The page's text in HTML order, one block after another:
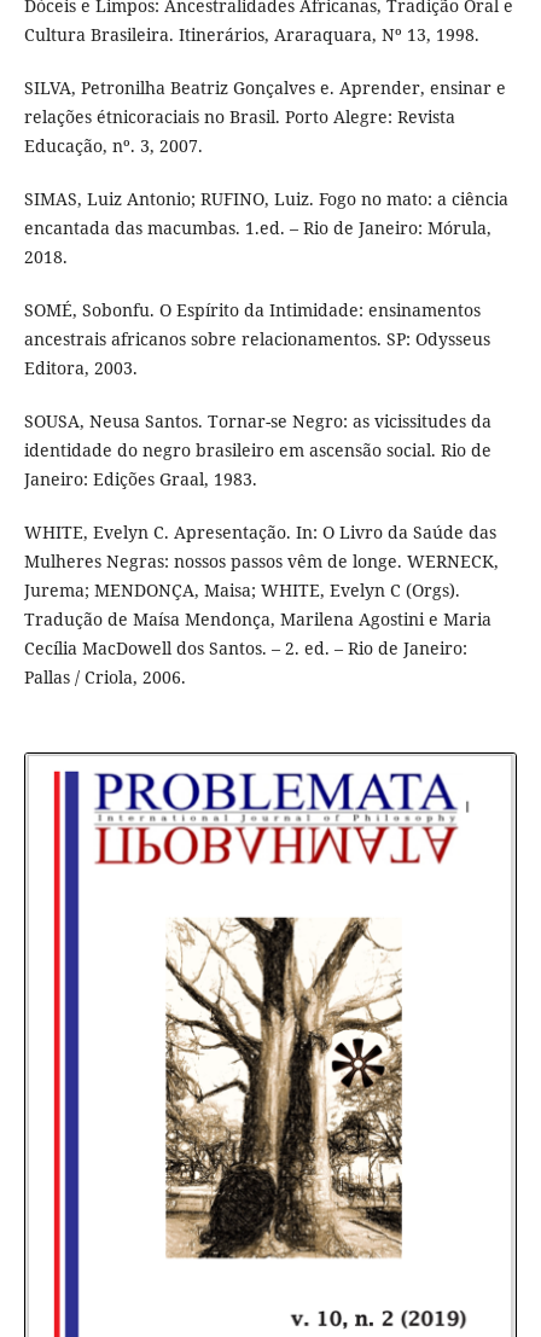
Dóceis e Limpos: Ancestralidades Africanas, Tradição Oral e
Cultura Brasileira. Itinerários, Araraquara, Nº 13, 1998.
SILVA, Petronilha Beatriz Gonçalves e. Aprender, ensinar e
relações étnicoraciais no Brasil. Porto Alegre: Revista
Educação, nº. 3, 2007.
SIMAS, Luiz Antonio; RUFINO, Luiz. Fogo no mato: a ciência
encantada das macumbas. 1.ed. – Rio de Janeiro: Mórula,
2018.
SOMÉ, Sobonfu. O Espírito da Intimidade: ensinamentos
ancestrais africanos sobre relacionamentos. SP: Odysseus
Editora, 2003.
SOUSA, Neusa Santos. Tornar-se Negro: as vicissitudes da
identidade do negro brasileiro em ascensão social. Rio de
Janeiro: Edições Graal, 1983.
WHITE, Evelyn C. Apresentação. In: O Livro da Saúde das
Mulheres Negras: nossos passos vêm de longe. WERNECK,
Jurema; MENDONÇA, Maisa; WHITE, Evelyn C (Orgs).
Tradução de Maísa Mendonça, Marilena Agostini e Maria
Cecília MacDowell dos Santos. – 2. ed. – Rio de Janeiro:
Pallas / Criola, 2006.